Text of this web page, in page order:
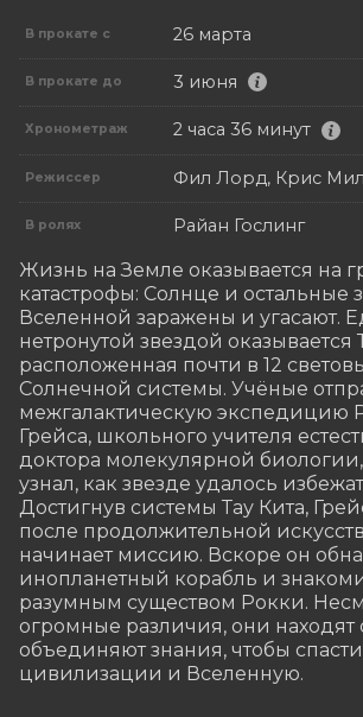
В прокате с 26 марта
В прокате до 3 июня
Хронометраж 2 часа 36 минут
Режиссер Фил Лорд, Крис
В ролях Райан Гослинг
Жизнь на Земле оказывается на
катастрофы: Солнце и остальные
Вселенной заражены и угасают.
нетронутой звездой оказывается
расположенная почти в 12
Солнечной системы. Учёные
межгалактическую экспедицию
Грейса, школьного учителя
доктора молекулярной
узнал, как звезде удалось
Достигнув системы Тау Кита,
после продолжительной
начинает миссию. Вскоре он
инопланетный корабль и
разумным существом Рокки.
огромные различия, они
объединяют знания, чтобы
цивилизации и Вселенную.